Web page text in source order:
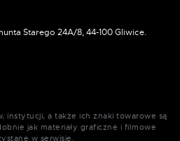
Starego 24A/8, 44-100 Gliwice.
instytucji, a także ich znaki towarowe są
jak materiały graficzne i filmowe
w serwisie.